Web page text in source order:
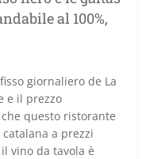
al 100%,
giornaliero de La
e il prezzo
questo ristorante
a prezzi
vino da tavola è